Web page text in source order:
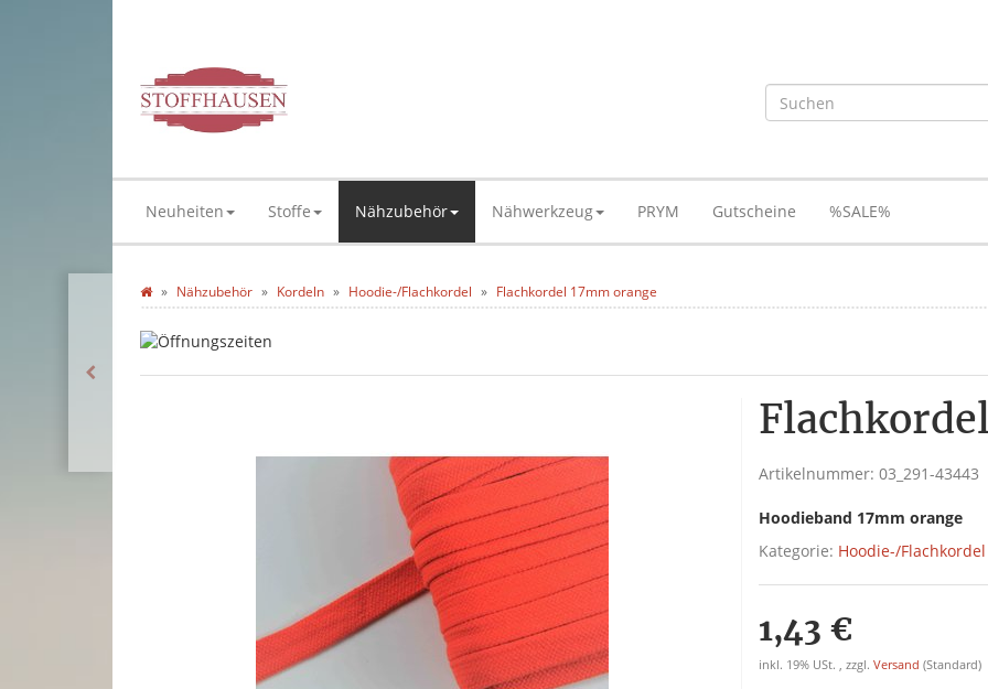
Neuheiten Stoffe Nähzubehör Nähwerkzeug PRYM Gutscheine %SALE%
Nähzubehör Kordeln Hoodie-/Flachkordel Flachkordel 17mm orange
Artikelnummer: 03_291-43443
Hoodieband 17mm orange
Kategorie: Hoodie-/Flachkordel
1,43 €
inkl. 19% USt. , zzgl. Versand (Standard)